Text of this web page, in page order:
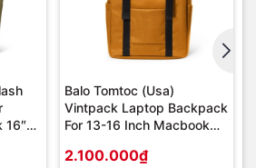
16″
Balo Tomtoc (Usa)
Vintpack Laptop Backpack
For 13-16 Inch Macbook
– Yellow - (TA1M1Y100)
2.100.000₫